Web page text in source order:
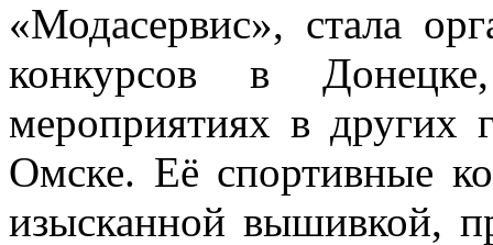
«Модасервис», стала
конкурсов в
мероприятиях в других
Омске. Её спортивные
изысканной вышивкой,